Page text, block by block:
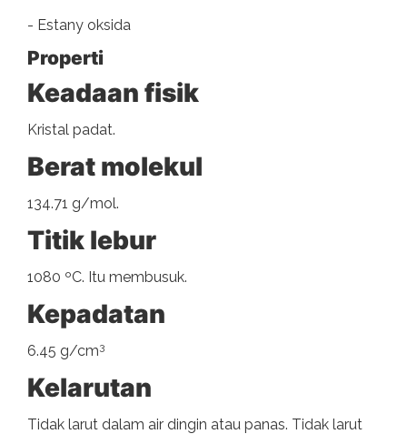
- Estany oksida
Properti
Keadaan fisik
Kristal padat.
Berat molekul
134.71 g/mol.
Titik lebur
1080 ºC. Itu membusuk.
Kepadatan
6.45 g/cm3
Kelarutan
Tidak larut dalam air dingin atau panas. Tidak larut